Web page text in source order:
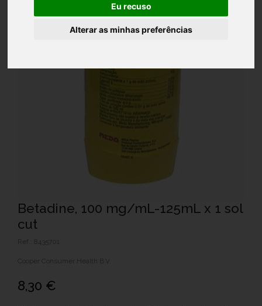
Eu recuso
Alterar as minhas preferências
Betadine, 100 mg/mL-125mL x 1 sol
cut
Ref.: 8435701
Cooper Consumer Health B.V.
8,30 €